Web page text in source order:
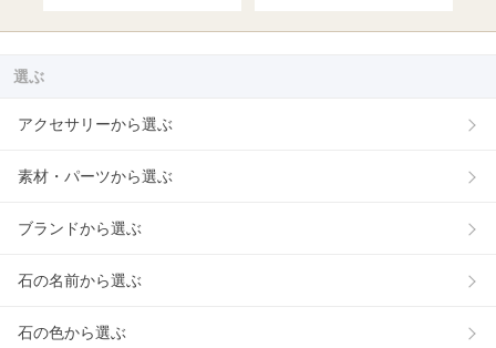
選ぶ
アクセサリーから選ぶ
素材・パーツから選ぶ
ブランドから選ぶ
石の名前から選ぶ
石の色から選ぶ